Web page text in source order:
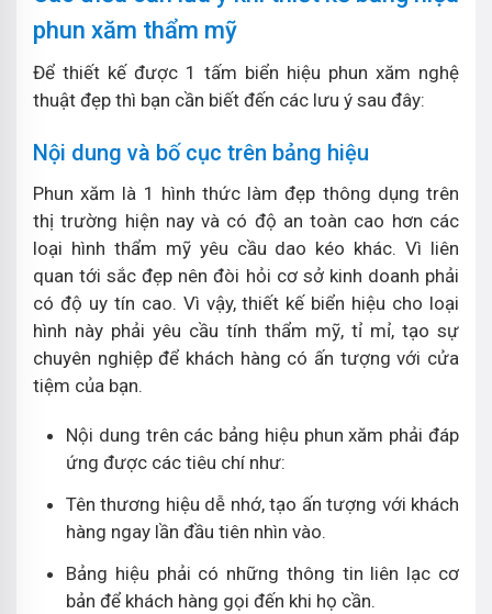
phun xăm thẩm mỹ
Để thiết kế được 1 tấm biển hiệu phun xăm nghệ
thuật đẹp thì bạn cần biết đến các lưu ý sau đây:
Nội dung và bố cục trên bảng hiệu
Phun xăm là 1 hình thức làm đẹp thông dụng trên
thị trường hiện nay và có độ an toàn cao hơn các
loại hình thẩm mỹ yêu cầu dao kéo khác. Vì liên
quan tới sắc đẹp nên đòi hỏi cơ sở kinh doanh phải
có độ uy tín cao. Vì vậy, thiết kế biển hiệu cho loại
hình này phải yêu cầu tính thẩm mỹ, tỉ mỉ, tạo sự
chuyên nghiệp để khách hàng có ấn tượng với cửa
tiệm của bạn.
Nội dung trên các bảng hiệu phun xăm phải đáp
ứng được các tiêu chí như:
Tên thương hiệu dễ nhớ, tạo ấn tượng với khách
hàng ngay lần đầu tiên nhìn vào.
Bảng hiệu phải có những thông tin liên lạc cơ
bản để khách hàng gọi đến khi họ cần.